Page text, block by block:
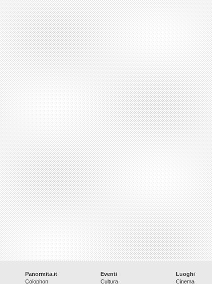
Panormita.it
Colophon
Eventi
Cultura
Luoghi
Cinema